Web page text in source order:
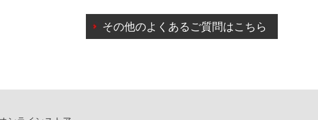
得ない事由によりご予約のキャンセルをご希望の際は、直接ご予約いた
その他のよくあるご質問はこちら